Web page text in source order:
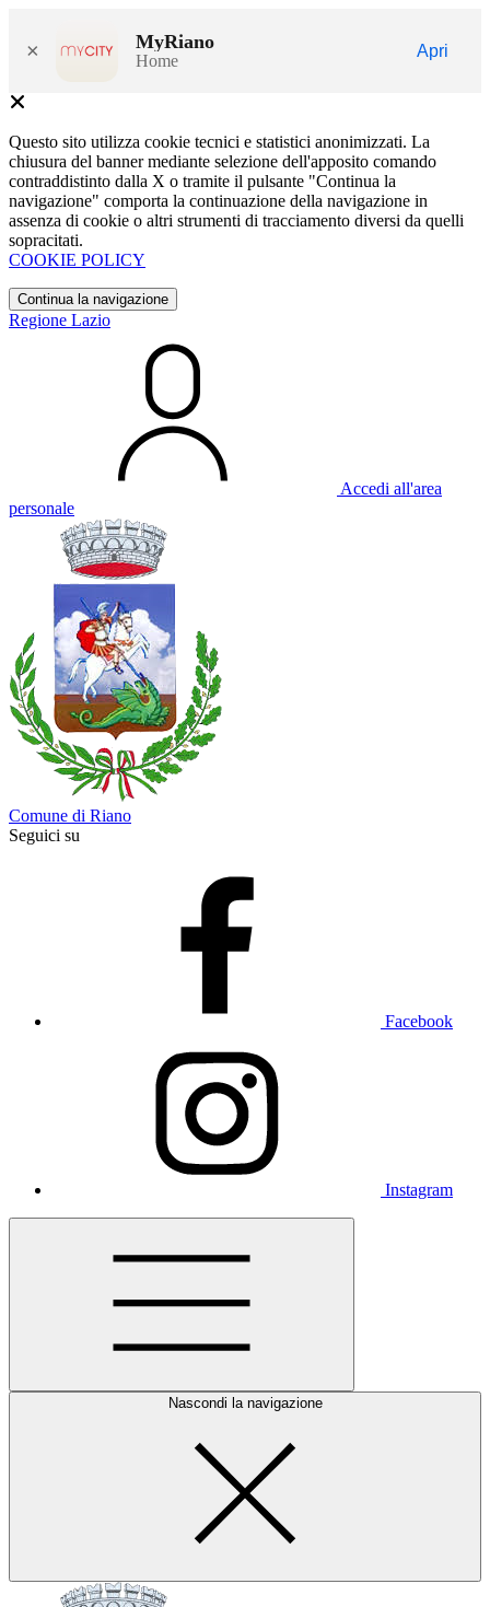
× MyRiano
Home
Apri
Questo sito utilizza cookie tecnici e statistici anonimizzati. La
chiusura del banner mediante selezione dell'apposito comando
contraddistinto dalla X o tramite il pulsante "Continua la
navigazione" comporta la continuazione della navigazione in
assenza di cookie o altri strumenti di tracciamento diversi da quelli
sopracitati.
COOKIE POLICY
Continua la navigazione
Regione Lazio
Accedi all'area
personale
Comune di Riano
Seguici su
Facebook
Instagram
Nascondi la navigazione